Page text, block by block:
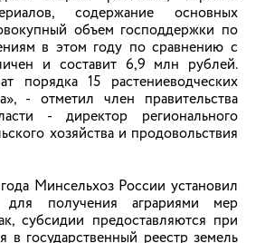
сыродел удостоен
представить свою
Международном
Кабанов выступает ярким
региональной гастрономии,
потенциал Ивановской
конкурсах и
содержание основных
объем господдержки по
в этом году по сравнению с
и составит 6,9 млн рублей.
порядка 15 растениеводческих
- отметил член правительства
- директор регионального
хозяйства и продовольствия
Минсельхоз России установил
получения аграриями мер
субсидии предоставляются при
в государственный реестр земель